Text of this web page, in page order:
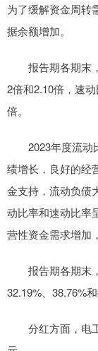
为了缓解资金周转
据余额增加。
报告期各期末，
2倍和2.10倍，速
倍。
2023年度流动
绩增长，良好的经
金支持，流动负债
动比率和速动比率
营性资金需求增加
报告期各期末，
32.19%、38.76%和
分红方面，电工